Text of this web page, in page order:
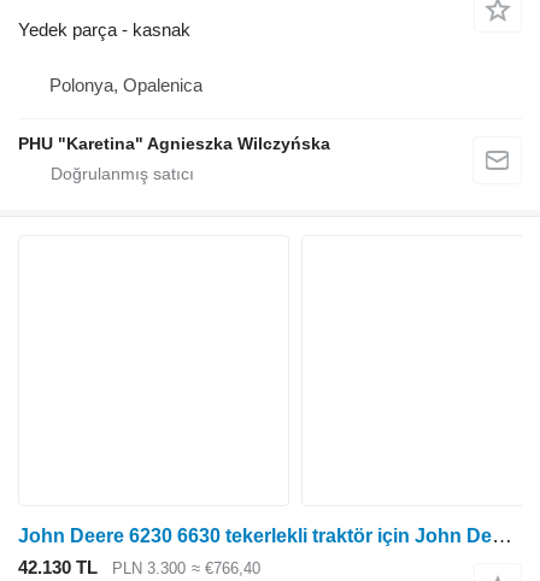
Yedek parça - kasnak
Polonya, Opalenica
PHU "Karetina" Agnieszka Wilczyńska
John Deere 6230 6630 tekerlekli traktör için John Deere 6230 6630 Radyatör AL167987 L176300 L166239
42.130 TL PLN 3.300 ≈ €766,40